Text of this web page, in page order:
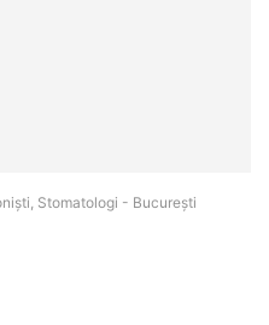
Stomatologi - Bucureşti